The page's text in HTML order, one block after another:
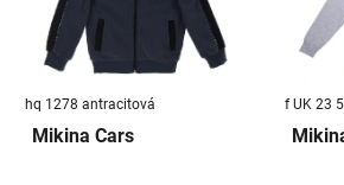
hq 1278 antracitová
Mikina Cars